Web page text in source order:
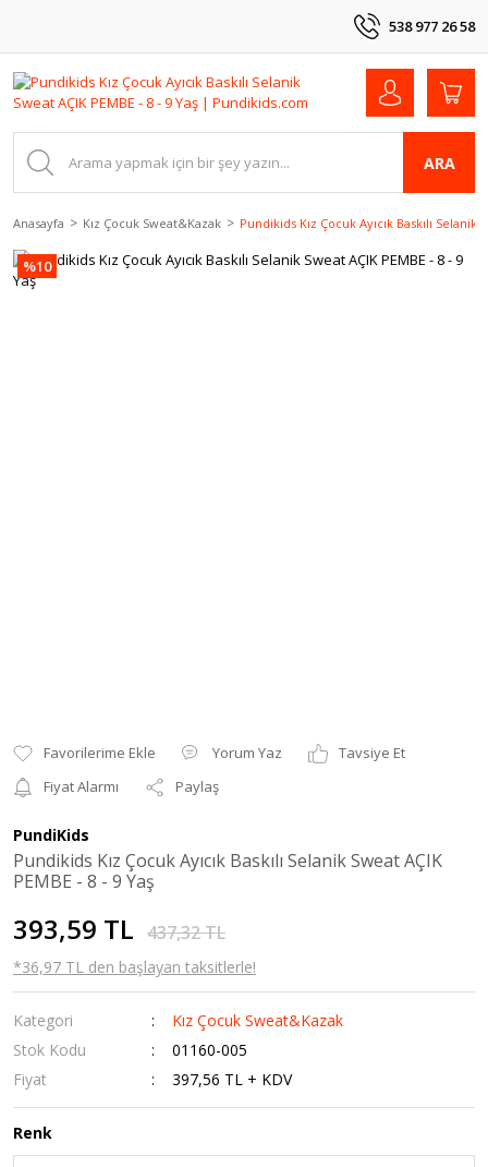
538 977 26 58
ARA
Anasayfa Kız Çocuk Sweat&Kazak Pundikids Kız Çocuk Ayıcık Baskılı Selanik
%10
Yorum Yaz
Tavsiye Et
Fiyat Alarmı
Paylaş
PundiKids
Pundikids Kız Çocuk Ayıcık Baskılı Selanik Sweat AÇIK
PEMBE - 8 - 9 Yaş
393,59 TL 437,32 TL
*36,97 TL den başlayan taksitlerle!
Kategori
Kız Çocuk Sweat&Kazak
Stok Kodu
01160-005
Fiyat
397,56 TL + KDV
Renk